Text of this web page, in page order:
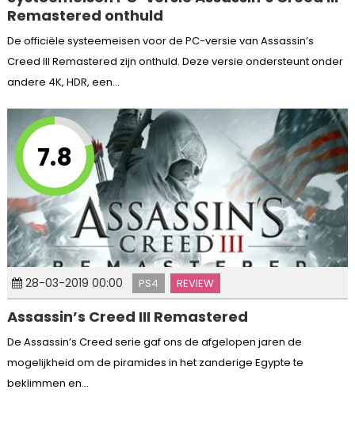
Remastered onthuld
De officiële systeemeisen voor de PC-versie van Assassin’s
Creed III Remastered zijn onthuld. Deze versie ondersteunt onder
andere 4K, HDR, een...
7.8
28-03-2019 00:00 PS4 REVIEW
Assassin’s Creed III Remastered
De Assassin’s Creed serie gaf ons de afgelopen jaren de
mogelijkheid om de piramides in het zanderige Egypte te
beklimmen en...